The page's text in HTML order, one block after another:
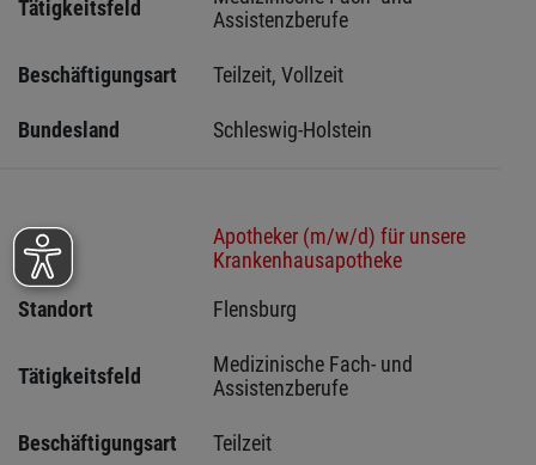
Tätigkeitsfeld
Assistenzberufe
Beschäftigungsart Teilzeit, Vollzeit
Bundesland Schleswig-Holstein
Stelle
Apotheker (m/w/d) für unsere
Krankenhausapotheke
Standort
Flensburg
Tätigkeitsfeld
Medizinische Fach- und
Assistenzberufe
Beschäftigungsart Teilzeit